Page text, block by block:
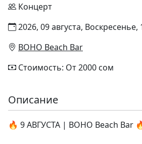
Концерт
2026, 09 августа, Воскресенье,
BOHO Beach Bar
Стоимость: От 2000 сом
Описание
🔥 9 АВГУСТА | BOHO Beach Bar